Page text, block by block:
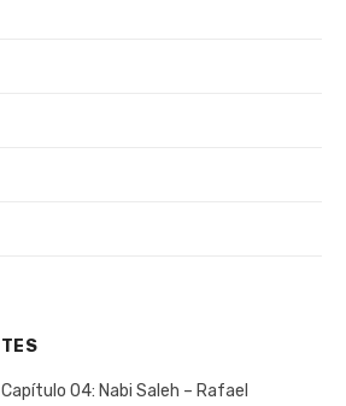
04: Nabi Saleh – Rafael